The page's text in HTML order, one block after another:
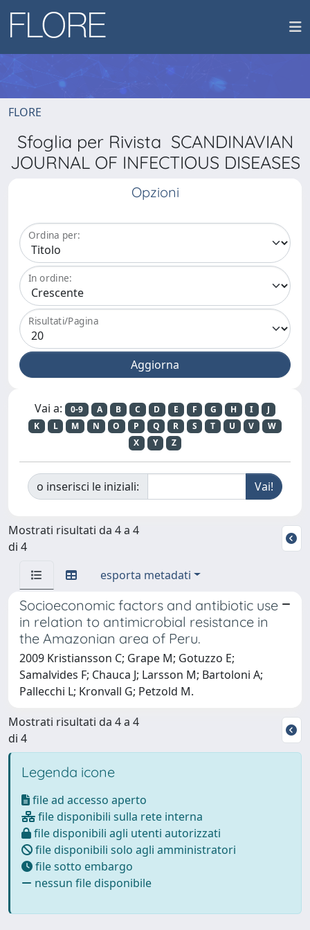
FLORE
Sfoglia per Rivista SCANDINAVIAN
JOURNAL OF INFECTIOUS DISEASES
Opzioni
Ordina per:
In ordine:
Risultati/Pagina
Vai a: 0-9 A B C D E F G H I
J
K
L M N O P Q R S T U V
W
X
Y Z
o inserisci le iniziali:
Mostrati risultati da 4 a 4
di 4
esporta metadati
Socioeconomic factors and antibiotic use
in relation to antimicrobial resistance in
the Amazonian area of Peru.
2009 Kristiansson C; Grape M; Gotuzzo E;
Samalvides F; Chauca J; Larsson M; Bartoloni A;
Pallecchi L; Kronvall G; Petzold M.
Mostrati risultati da 4 a 4
di 4
Legenda icone
file ad accesso aperto
file disponibili sulla rete interna
file disponibili agli utenti autorizzati
file disponibili solo agli amministratori
file sotto embargo
nessun file disponibile